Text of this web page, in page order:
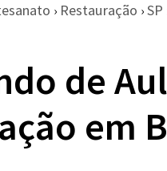
› Restauração › SP
de
em